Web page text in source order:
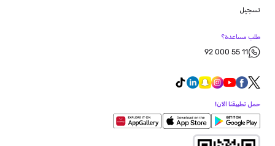
تسجيل
طلب مساعدة؟
92 000 55 11
حمل تطبيقنا الآن!